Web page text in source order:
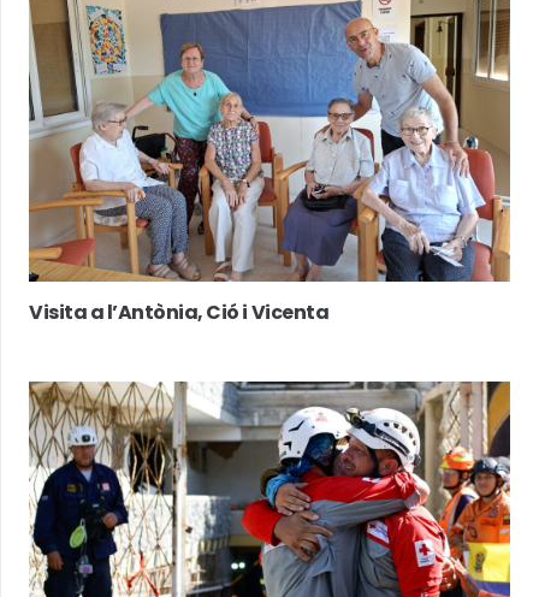
Visita a l’Antònia, Ció i Vicenta